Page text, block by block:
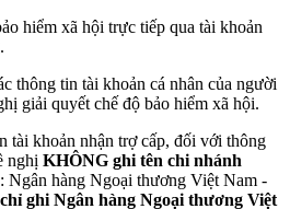
hiểm xã hội trực tiếp qua tài khoản
thông tin tài khoản cá nhân của người
giải quyết chế độ bảo hiểm xã hội.
tài khoản nhận trợ cấp, đối với thông
nghị KHÔNG ghi tên chi nhánh
Ngân hàng Ngoại thương Việt Nam -
ghi Ngân hàng Ngoại thương Việt